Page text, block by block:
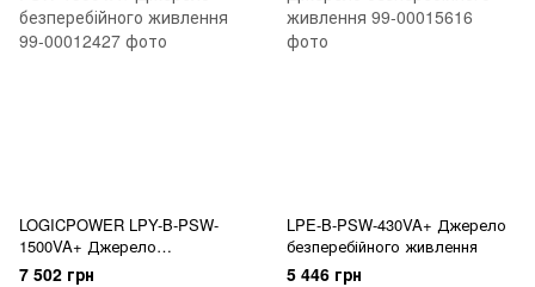
LOGICPOWER LPY-B-PSW-
1500VA+ Джерело
безперебійного живлення
7 502 грн
LPE-B-PSW-430VA+ Джерело
безперебійного живлення
5 446 грн